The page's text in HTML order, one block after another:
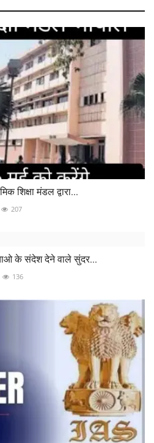
शिक्षा मंडल द्वारा...
207
के संदेश देने वाले सुंदर...
136